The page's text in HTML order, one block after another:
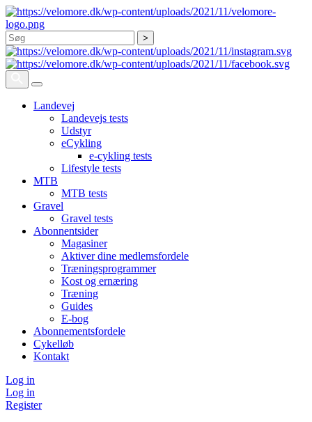
Søg
Landevej
Landevejs tests
Udstyr
eCykling
e-cykling tests
Lifestyle tests
MTB
MTB tests
Gravel
Gravel tests
Abonnentsider
Magasiner
Aktiver dine medlemsfordele
Træningsprogrammer
Kost og ernæring
Træning
Guides
E-bog
Abonnementsfordele
Cykelløb
Kontakt
Log in
Log in
Register